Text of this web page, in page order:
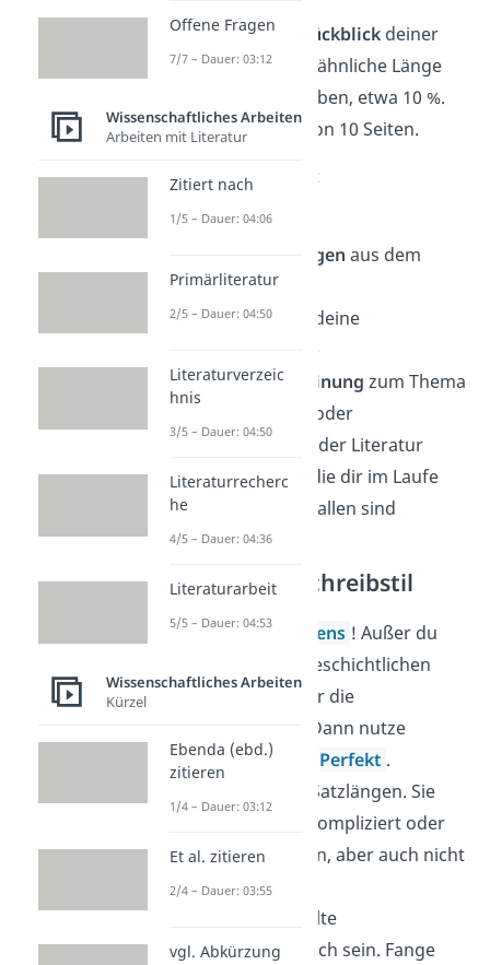
Das Fazit dient als Rückblickdeiner
Arbeit. Es sollte eine ähnliche Länge
wie die Einleitung haben, etwa 10 %.
Das wäre wieder 1 von 10 Seiten.
In das Fazit gehören:
die wichtigsten
Schlussfolgerungen aus dem
Hauptteil
dieAntwort
auf deine
Forschungsfrage
deineeigene Meinung zum Thema
Besonderheiten oder
Widersprüche in der Literatur
weitere Fragen, die dir im Laufe
der Arbeit eingefallen sind
Sprache und Schreibstil
Schreibe im Präsens ! Außer du
schreibst über geschichtlichen
Hintergrund oder die
Vergangenheit. Dann nutze
Präteritum
Perfekt .
Achte auf deine Satzlängen. Sie
sollten nicht zu kompliziert oder
verschachtelt sein, aber auch nicht
zu kurz.
sollte
abwechslungsreich sein. Fange
Offene Fragen
7/7 – Dauer: 03:12
Wissenschaftliches Arbeiten
Arbeiten mit Literatur
Zitiert nach
1/5 – Dauer: 04:06
Primärliteratur
2/5 – Dauer: 04:50
Literaturverzeic
hnis
3/5 – Dauer: 04:50
Literaturrecherc
he
4/5 – Dauer: 04:36
Literaturarbeit
5/5 – Dauer: 04:53
Wissenschaftliches Arbeiten
Kürzel
Ebenda (ebd.)
zitieren
1/4 – Dauer: 03:12
Et al. zitieren
2/4 – Dauer: 03:55
vgl. Abkürzung